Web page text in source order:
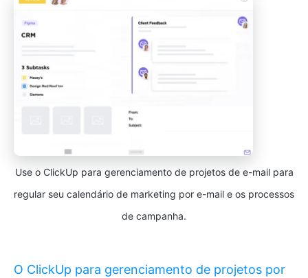
Use o ClickUp para gerenciamento de projetos de e-mail para
regular seu calendário de marketing por e-mail e os processos
de campanha.
O ClickUp para gerenciamento de projetos por